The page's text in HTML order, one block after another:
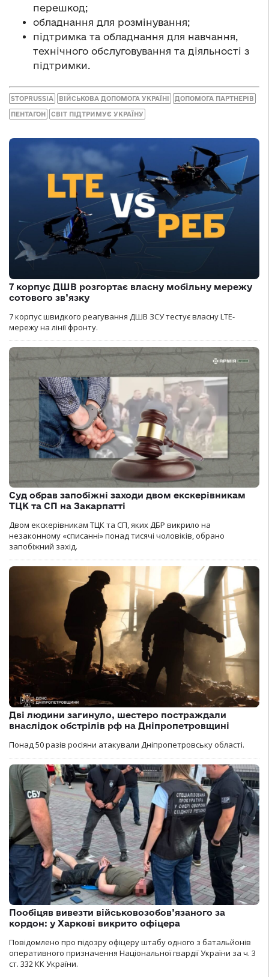
перешкод;
обладнання для розмінування;
підтримка та обладнання для навчання,
технічного обслуговування та діяльності з
підтримки.
STOPRUSSIA ВІЙСЬКОВА ДОПОМОГА УКРАЇНІ ДОПОМОГА ПАРТНЕРІВ
ПЕНТАГОН СВІТ ПІДТРИМУЄ УКРАЇНУ
7 корпус ДШВ розгортає власну мобільну мережу
сотового зв’язку
7 корпус швидкого реагування ДШВ ЗСУ тестує власну LTE-
мережу на лінії фронту.
Суд обрав запобіжні заходи двом екскерівникам
ТЦК та СП на Закарпатті
Двом екскерівникам ТЦК та СП, яких ДБР викрило на
незаконному «списанні» понад тисячі чоловіків, обрано
запобіжний захід.
Дві людини загинуло, шестеро постраждали
внаслідок обстрілів рф на Дніпропетровщині
Понад 50 разів росіяни атакували Дніпропетровську області.
Пообіцяв вивезти військовозобов’язаного за
кордон: у Харкові викрито офіцера
Повідомлено про підозру офіцеру штабу одного з батальйонів
оперативного призначення Національної гвардії України за ч. 3
ст. 332 КК України.